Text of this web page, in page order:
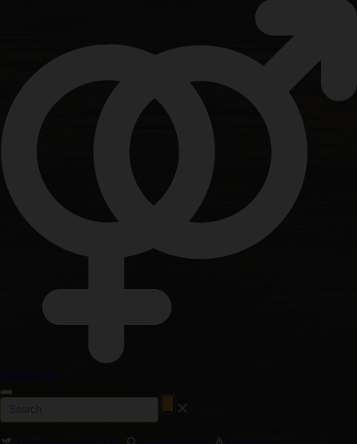
Vanlige Frø